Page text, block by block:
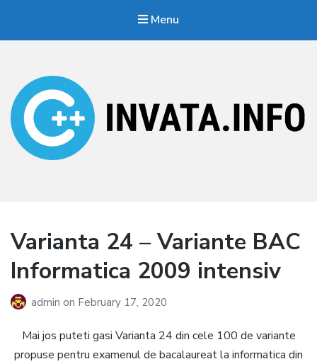
Menu
Varianta 24 – Variante BAC
Informatica 2009 intensiv
admin on February 17, 2020
Mai jos puteti gasi Varianta 24 din cele 100 de variante
propuse pentru examenul de bacalaureat la informatica din